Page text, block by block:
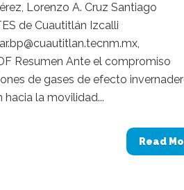
Lorenzo A. Cruz Santiago
de Cuautitlán Izcalli
Resumen Ante el compromiso
de gases de efecto
hacia la movilidad...
Read